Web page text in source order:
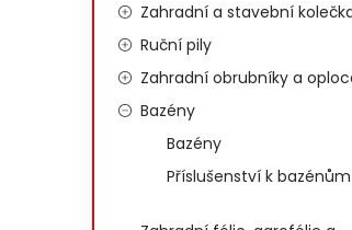
Zahradní a stavební
Ruční pily
Zahradní obrubníky a
Bazény
Bazény
Příslušenství k bazénům